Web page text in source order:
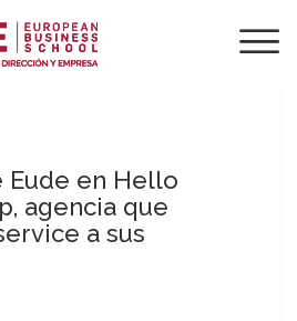
Eude en Hello
agencia que
a sus